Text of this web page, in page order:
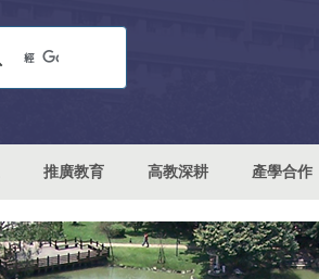
推廣教育 高教深耕 產學合作